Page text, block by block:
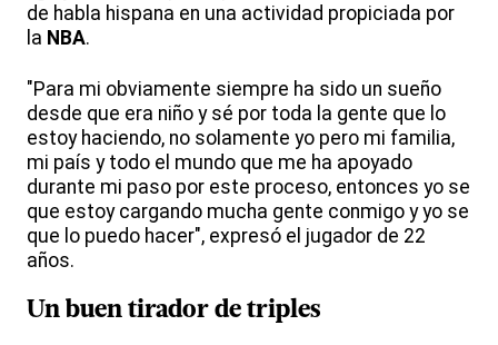
de habla hispana en una actividad propiciada por
la NBA.
"Para mi obviamente siempre ha sido un sueño
desde que era niño y sé por toda la gente que lo
estoy haciendo, no solamente yo pero mi familia,
mi país y todo el mundo que me ha apoyado
durante mi paso por este proceso, entonces yo se
que estoy cargando mucha gente conmigo y yo se
que lo puedo hacer", expresó el jugador de 22
años.
Un buen tirador de triples